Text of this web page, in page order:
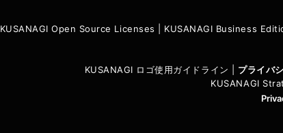
KUSANAGI Open Source Licenses KUSANAGI Business
KUSANAGI ロゴ使用ガイドライン プライバ
KUSANAGI